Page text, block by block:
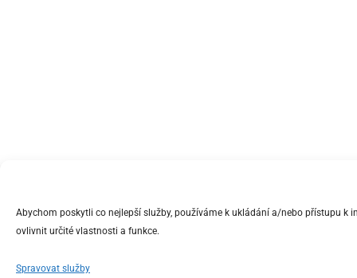
Abychom poskytli co nejlepší služby, používáme k ukládání a/nebo přístupu
ovlivnit určité vlastnosti a funkce.
Spravovat služby